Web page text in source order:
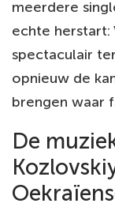
meerdere
echte herstart:
spectaculair
opnieuw de
brengen waar
De